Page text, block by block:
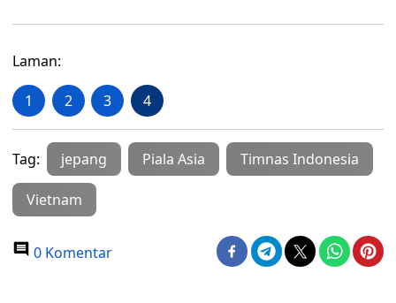
Laman:
1 2 3 4
Tag: jepang Piala Asia Timnas Indonesia
Vietnam
0 Komentar